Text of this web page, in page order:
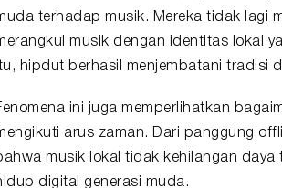
terhadap musik. Mereka tidak lagi
musik dengan identitas lokal
hipdut berhasil menjembatani tradisi
ini juga memperlihatkan
arus zaman. Dari panggung
musik lokal tidak kehilangan daya
digital generasi muda.